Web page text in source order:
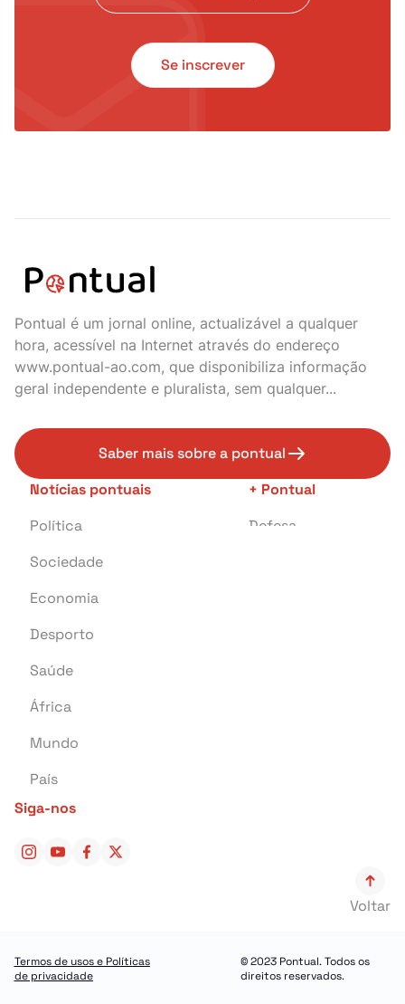
Se inscrever
Pontual é um jornal online, actualizável a qualquer
hora, acessível na Internet através do endereço
www.pontual-ao.com, que disponibiliza informação
geral independente e pluralista, sem qualquer...
Saber mais sobre a pontual
Notícias pontuais
Política
Sociedade
Economia
Desporto
Saúde
África
Mundo
País
+ Pontual
Defesa
Construção
Siga-nos
Voltar
Termos de usos e Políticas
de privacidade
© 2023 Pontual. Todos os
direitos reservados.